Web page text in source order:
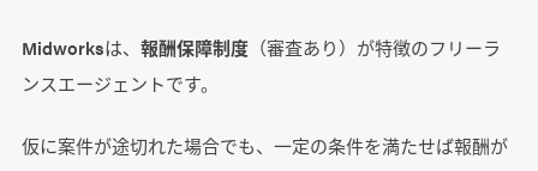
Midworksは、 報酬保障制度（審査あり）が特徴のフリーラ
ンスエージェントです。
仮に案件が途切れた場合でも、一定の条件を満たせば報酬が